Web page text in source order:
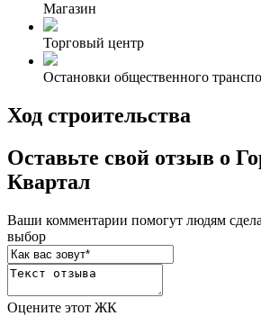
Магазин
Торговый центр
Остановки общественного
Ход строительства
Оставьте свой отзыв о
Квартал
Ваши комментарии помогут людям
выбор
Оцените этот ЖК